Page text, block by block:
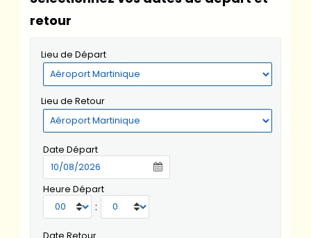
retour
Lieu de Départ
Lieu de Retour
Date Départ
Heure Départ
: